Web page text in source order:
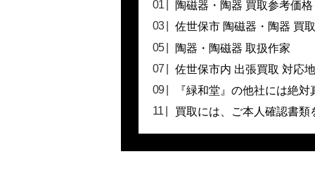
陶磁器・陶器 買取参考価格
佐世保市 陶磁器・陶器 買
陶器・陶磁器 取扱作家
佐世保市内 出張買取 対応
『緑和堂』の他社には絶
買取には、ご本人確認書類